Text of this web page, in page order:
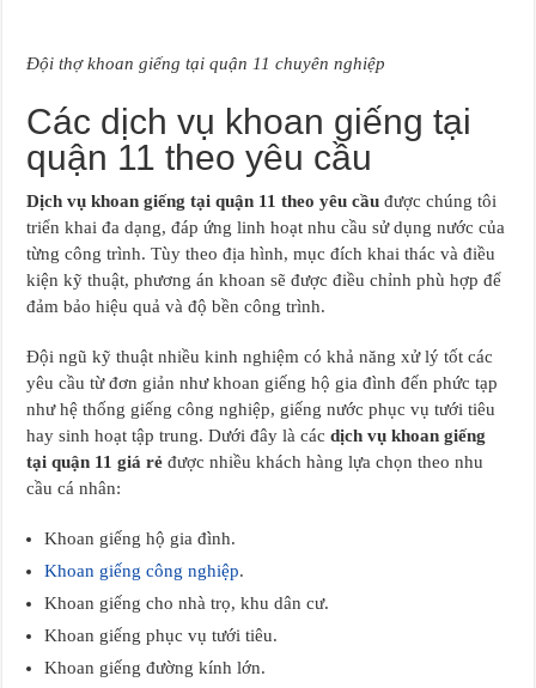
Đội thợ khoan giếng tại quận 11 chuyên nghiệp
Các dịch vụ khoan giếng tại
quận 11 theo yêu cầu
Dịch vụ khoan giếng tại quận 11 theo yêu cầu được chúng tôi
triển khai đa dạng, đáp ứng linh hoạt nhu cầu sử dụng nước của
từng công trình. Tùy theo địa hình, mục đích khai thác và điều
kiện kỹ thuật, phương án khoan sẽ được điều chỉnh phù hợp để
đảm bảo hiệu quả và độ bền công trình.
Đội ngũ kỹ thuật nhiều kinh nghiệm có khả năng xử lý tốt các
yêu cầu từ đơn giản như khoan giếng hộ gia đình đến phức tạp
như hệ thống giếng công nghiệp, giếng nước phục vụ tưới tiêu
hay sinh hoạt tập trung. Dưới đây là cácdịch vụ khoan giếng
tại quận 11 giá rẻ được nhiều khách hàng lựa chọn theo nhu
cầu cá nhân:
Khoan giếng hộ gia đình.
Khoan giếng công nghiệp.
Khoan giếng cho nhà trọ, khu dân cư.
Khoan giếng phục vụ tưới tiêu.
Khoan giếng đường kính lớn.